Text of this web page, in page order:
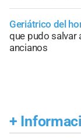
Geriátrico del
que pudo salvar
ancianos
+